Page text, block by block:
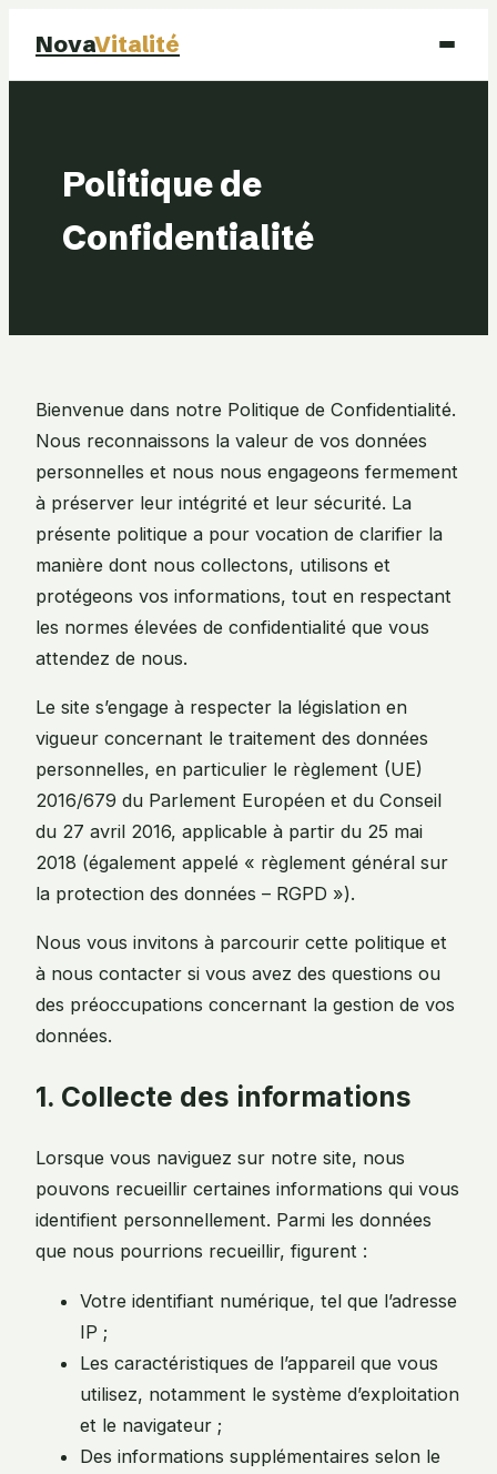
NovaVitalité
Beauté
Mode
Politique de
Confidentialité
Bienvenue dans notre Politique de Confidentialité.
Nous reconnaissons la valeur de vos données
personnelles et nous nous engageons fermement
à préserver leur intégrité et leur sécurité. La
présente politique a pour vocation de clarifier la
manière dont nous collectons, utilisons et
protégeons vos informations, tout en respectant
les normes élevées de confidentialité que vous
attendez de nous.
Le site s’engage à respecter la législation en
vigueur concernant le traitement des données
personnelles, en particulier le règlement (UE)
2016/679 du Parlement Européen et du Conseil
du 27 avril 2016, applicable à partir du 25 mai
2018 (également appelé « règlement général sur
la protection des données – RGPD »).
Nous vous invitons à parcourir cette politique et
à nous contacter si vous avez des questions ou
des préoccupations concernant la gestion de vos
données.
1. Collecte des informations
Lorsque vous naviguez sur notre site, nous
pouvons recueillir certaines informations qui vous
identifient personnellement. Parmi les données
que nous pourrions recueillir, figurent :
Votre identifiant numérique, tel que l’adresse
IP ;
Les caractéristiques de l’appareil que vous
utilisez, notamment le système d’exploitation
et le navigateur ;
Des informations supplémentaires selon le